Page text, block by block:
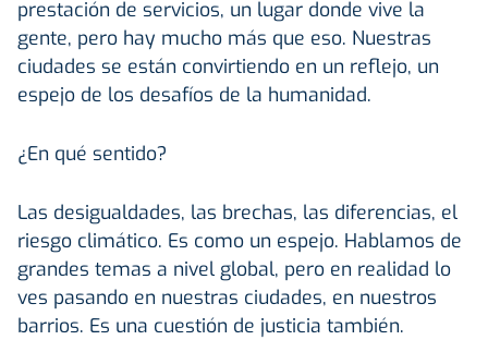
prestación de servicios, un lugar donde vive la
gente, pero hay mucho más que eso. Nuestras
ciudades se están convirtiendo en un reflejo, un
espejo de los desafíos de la humanidad.
¿En qué sentido?
Las desigualdades, las brechas, las diferencias, el
riesgo climático. Es como un espejo. Hablamos de
grandes temas a nivel global, pero en realidad lo
ves pasando en nuestras ciudades, en nuestros
barrios. Es una cuestión de justicia también.